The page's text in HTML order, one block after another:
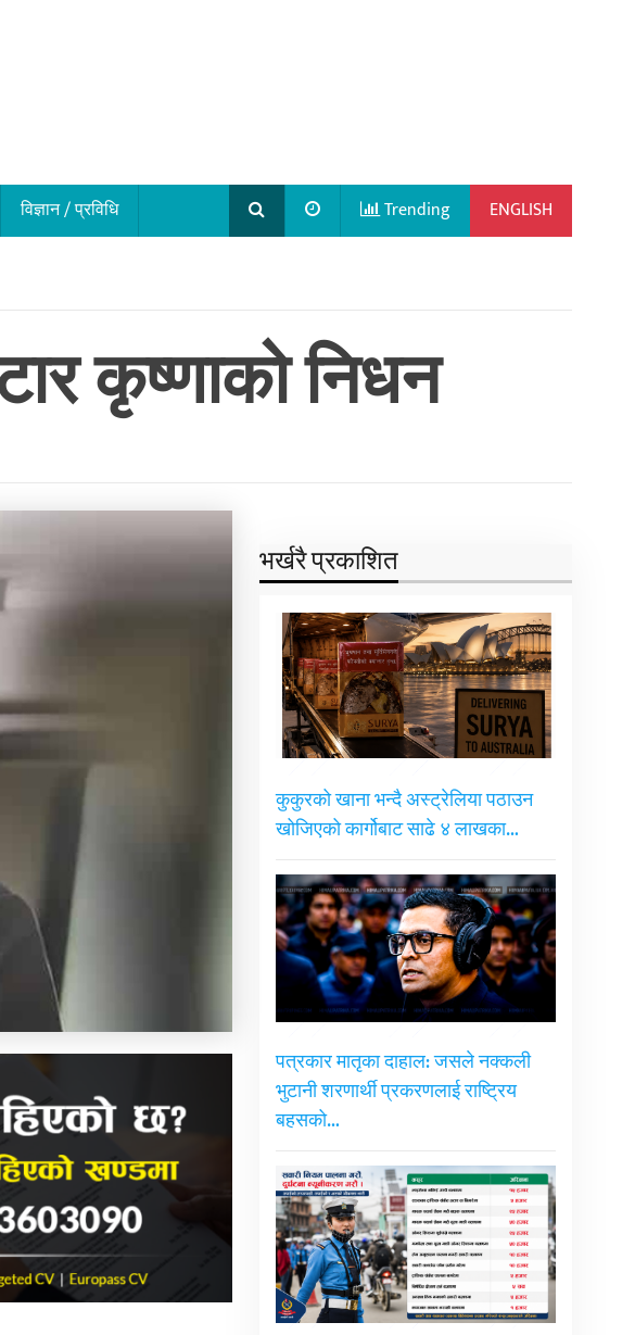
विज्ञान / प्रविधि Trending ENGLISH
कृष्णाको निधन
भर्खरै प्रकाशित
कुकुरको खाना भन्दै अस्ट्रेलिया पठाउन
खोजिएको कार्गोबाट साढे ४ लाखका…
पत्रकार मातृका दाहाल: जसले नक्कली
भुटानी शरणार्थी प्रकरणलाई राष्ट्रिय
बहसको…